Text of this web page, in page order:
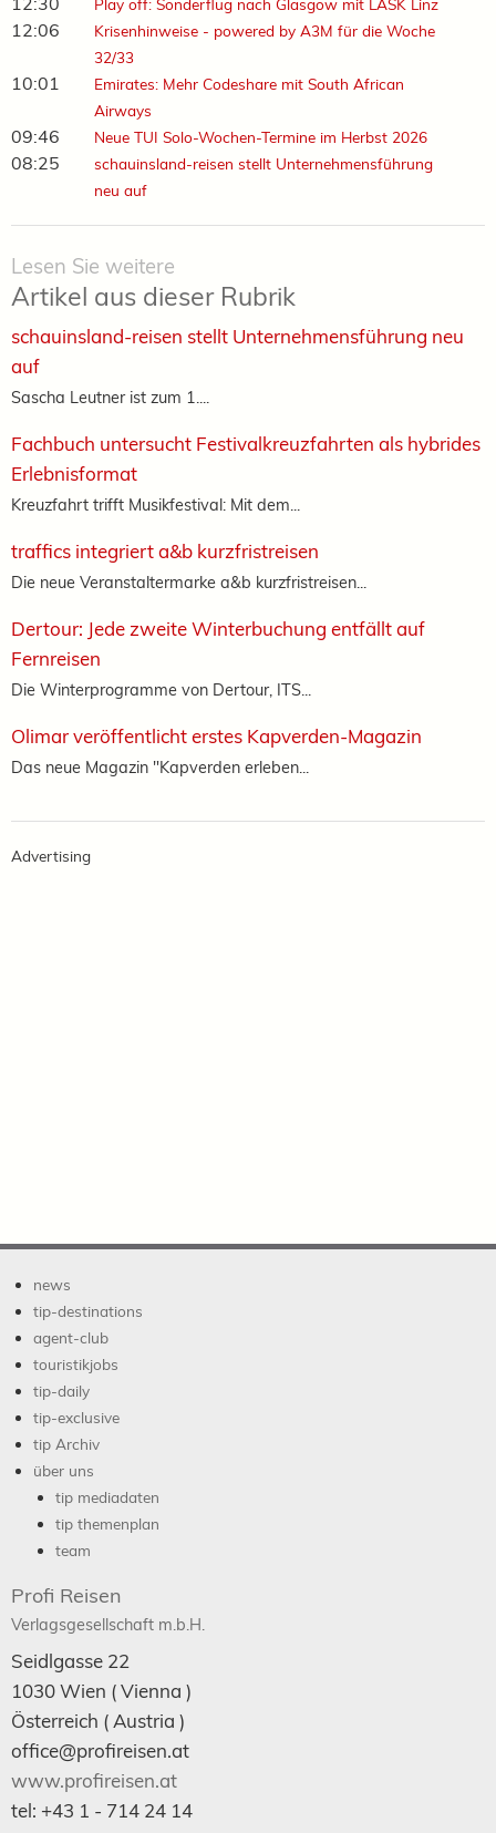
12:06
Krisenhinweise - powered by A3M für die Woche
32/33
10:01
Emirates: Mehr Codeshare mit South African
Airways
09:46 Neue TUI Solo-Wochen-Termine im Herbst 2026
08:25
schauinsland-reisen stellt Unternehmensführung
neu auf
Lesen Sie weitere
Artikel aus dieser Rubrik
schauinsland-reisen stellt Unternehmensführung neu
auf
Sascha Leutner ist zum 1....
Fachbuch untersucht Festivalkreuzfahrten als hybrides
Erlebnisformat
Kreuzfahrt trifft Musikfestival: Mit dem...
traffics integriert a&b kurzfristreisen
Die neue Veranstaltermarke a&b kurzfristreisen...
Dertour: Jede zweite Winterbuchung entfällt auf
Fernreisen
Die Winterprogramme von Dertour, ITS...
Olimar veröffentlicht erstes Kapverden-Magazin
Das neue Magazin "Kapverden erleben...
Advertising
news
tip-destinations
agent-club
touristikjobs
tip-daily
tip-exclusive
tip Archiv
über uns
tip mediadaten
tip themenplan
team
Profi Reisen
Verlagsgesellschaft m.b.H.
Seidlgasse 22
1030Wien ( Vienna )
Österreich ( Austria )
office@profireisen.at
www.profireisen.at
tel: +43 1 - 714 24 14